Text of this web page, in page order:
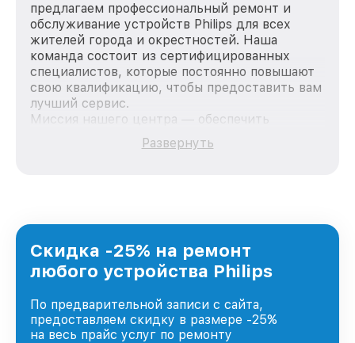
предлагаем профессиональный ремонт и
обслуживание устройств Philips для всех
жителей города и окрестностей. Наша
команда состоит из сертифицированных
специалистов, которые постоянно повышают
свою квалификацию, чтобы предоставить вам
лучший сервис.
Миссия нашего центра — обеспечить
качественный и доступный ремонт для
каждого пользователя продукции Philips, вне
Краснодаре, постоянно повышая уровень
доверия и лояльности наших клиентов.
Развернуть
Скидка -25% на ремонт
любого устройства Philips
По предварительной записи с сайта,
предоставляем скидку в размере -25%
на весь прайс услуг по ремонту